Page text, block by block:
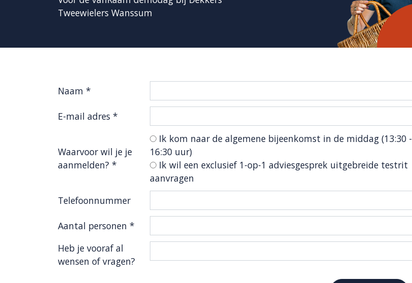
Tweewielers Wanssum
Naam *
E-mail adres *
Waarvoor wil je je
aanmelden? *
Ik kom naar de algemene bijeenkomst in de middag (13:30 -
16:30 uur)
Ik wil een exclusief 1-op-1 adviesgesprek uitgebreide testrit
aanvragen
Telefoonnummer
Aantal personen *
Heb je vooraf al
wensen of vragen?